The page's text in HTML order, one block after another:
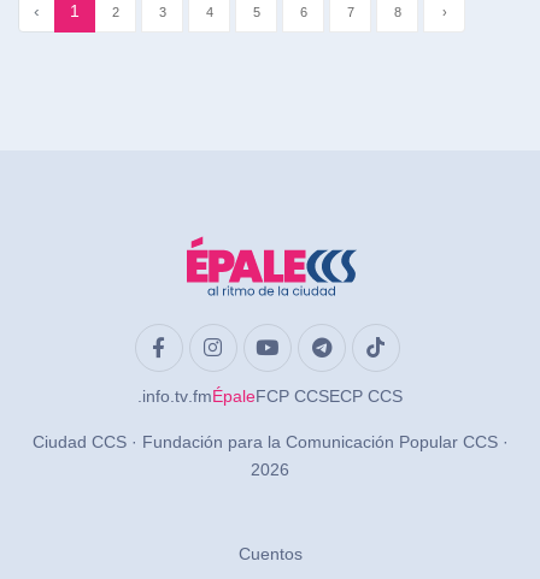
‹ 1 2 3 4 5 6 7 8 ›
.info .tv .fmÉpaleFCP CCSECP CCS
Ciudad CCS · Fundación para la Comunicación Popular CCS ·
2026
Cuentos